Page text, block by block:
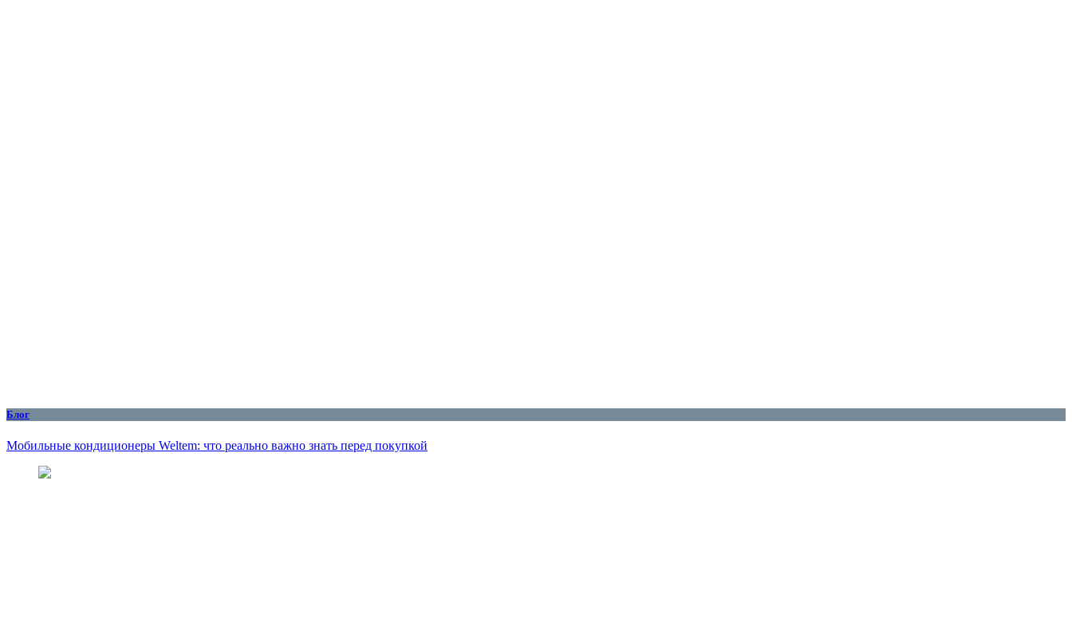
Блог
Мобильные кондиционеры Weltem: что реально важно знать перед покупкой